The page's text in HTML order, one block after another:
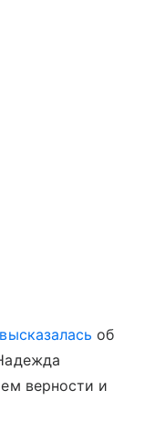
высказалась об
верности и